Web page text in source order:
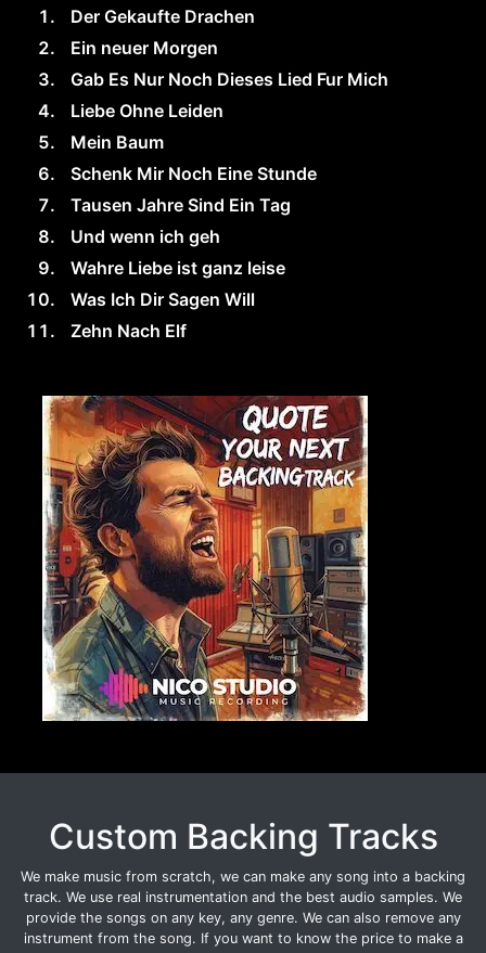
Der Gekaufte Drachen
Ein neuer Morgen
Gab Es Nur Noch Dieses Lied Fur Mich
Liebe Ohne Leiden
Mein Baum
Schenk Mir Noch Eine Stunde
Tausen Jahre Sind Ein Tag
Und wenn ich geh
Wahre Liebe ist ganz leise
Was Ich Dir Sagen Will
Zehn Nach Elf
Custom Backing Tracks
We make music from scratch, we can make any song into a backing
track. We use real instrumentation and the best audio samples. We
provide the songs on any key, any genre. We can also remove any
instrument from the song. If you want to know the price to make a